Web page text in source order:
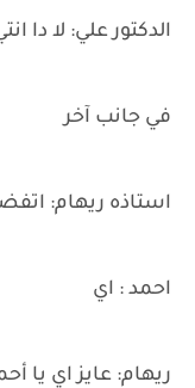
الدكتور علي: لا دا
في جانب آخر
استاذه ريهام:
احمد : اي
ريهام: عايز اي يا